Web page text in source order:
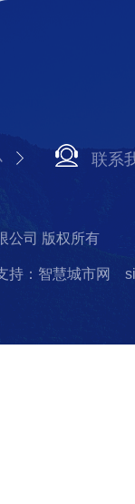
联系
公司 版权所有
持：智慧城市网